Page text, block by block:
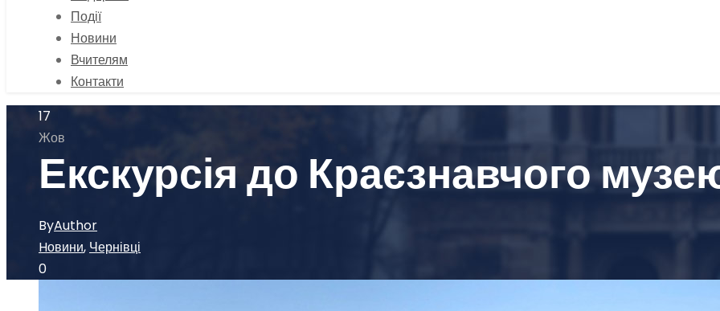
Події
Новини
Вчителям
Контакти
17
Жов
Екскурсія до Краєзнавчого
ByAuthor
Hовини, Чернівці
0